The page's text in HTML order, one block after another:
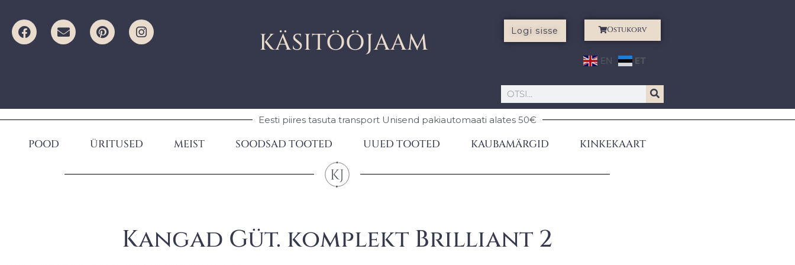
KÄSITÖÖJAAM Logi sisse Ostukorv
EN ET
Eesti piires tasuta transport Unisend pakiautomaati alates 50€
POOD ÜRITUSED MEIST SOODSAD TOOTED UUED TOOTED KAUBAMÄRGID KINKEKAART
Kangad Güt. komplekt Brilliant 2